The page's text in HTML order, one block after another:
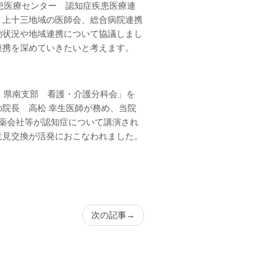
医療センター 認知症疾患医療連
十三地域の医師会、総合病院連携
況や地域連携について協議しまし
を深めていきたいと考えます。​
県南支部 看護・介護分科会」を
院長 高松 幸生医師が務め、当院
会社等が認知症について講演され
交換が活発におこなわれました。​
次の記事→